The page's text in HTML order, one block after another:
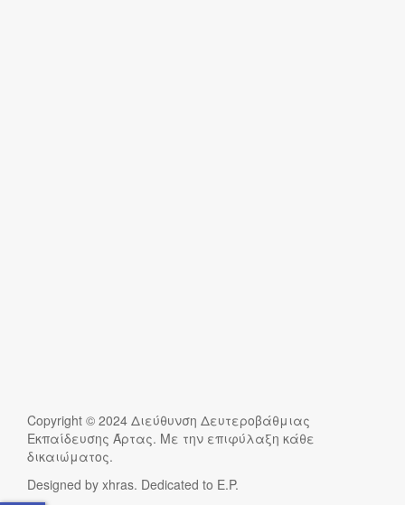
Copyright © 2024 Διεύθυνση Δευτεροβάθμιας
Εκπαίδευσης Άρτας. Με την επιφύλαξη κάθε
δικαιώματος.
Designed by xhras. Dedicated to E.P.